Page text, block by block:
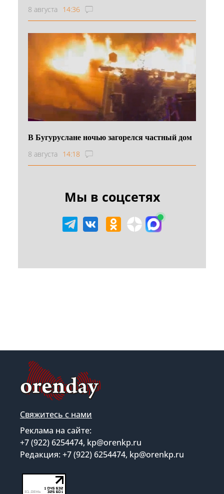
8 августа 14:36
В Бугуруслане ночью загорелся частный дом
8 августа 14:18
Мы в соцсетях
Свяжитесь с нами
Реклама на сайте:
+7 (922) 6254474, kp@orenkp.ru
Редакция: +7 (922) 6254474, kp@orenkp.ru